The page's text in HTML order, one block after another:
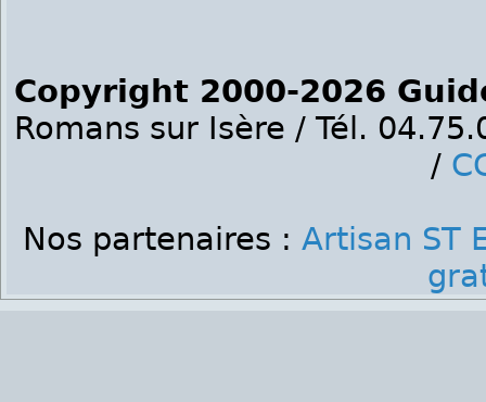
Copyright 2000-2026
Romans sur Isère / Tél.
/
Nos partenaires : Artisan ST